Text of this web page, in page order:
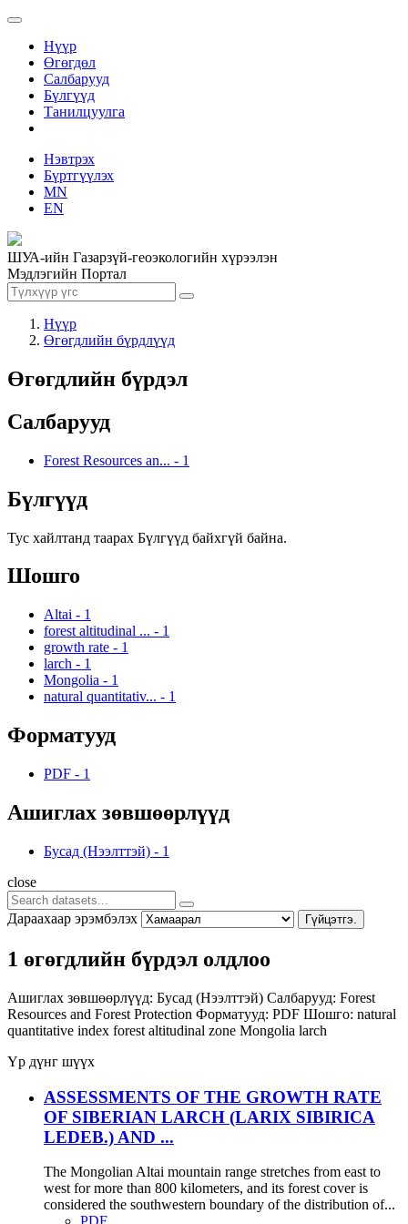
Нүүр
Өгөгдөл
Салбарууд
Бүлгүүд
Танилцуулга
Нэвтрэх
Бүртгүүлэх
MN
EN
ШУА-ийн Газарзүй-геоэкологийн хүрээлэн
Мэдлэгийн Портал
Нүүр
Өгөгдлийн бүрдлүүд
Өгөгдлийн бүрдэл
Салбарууд
Forest Resources an... - 1
Бүлгүүд
Тус хайлтанд таарах Бүлгүүд байхгүй байна.
Шошго
Altai - 1
forest altitudinal ... - 1
growth rate - 1
larch - 1
Mongolia - 1
natural quantitativ... - 1
Форматууд
PDF - 1
Ашиглах зөвшөөрлүүд
Бусад (Нээлттэй) - 1
close
Дараахаар эрэмбэлэх Гүйцэтгэ.
1 өгөгдлийн бүрдэл олдлоо
Ашиглах зөвшөөрлүүд: Бусад (Нээлттэй) Салбарууд: Forest
Resources and Forest Protection Форматууд: PDF Шошго: natural
quantitative index forest altitudinal zone Mongolia larch
Үр дүнг шүүх
ASSESSMENTS OF THE GROWTH RATE
OF SIBERIAN LARCH (LARIX SIBIRICA
LEDEB.) AND ...
The Mongolian Altai mountain range stretches from east to
west for more than 800 kilometers, and its forest cover is
considered the southwestern boundary of the distribution of...